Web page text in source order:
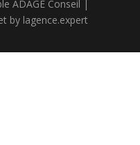
ADAGE Conseil |
by lagence.expert